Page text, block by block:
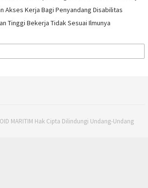
Akses Kerja Bagi Penyandang Disabilitas
Tinggi Bekerja Tidak Sesuai Ilmunya
MARITIM Hak Cipta Dilindungi Undang-Undang